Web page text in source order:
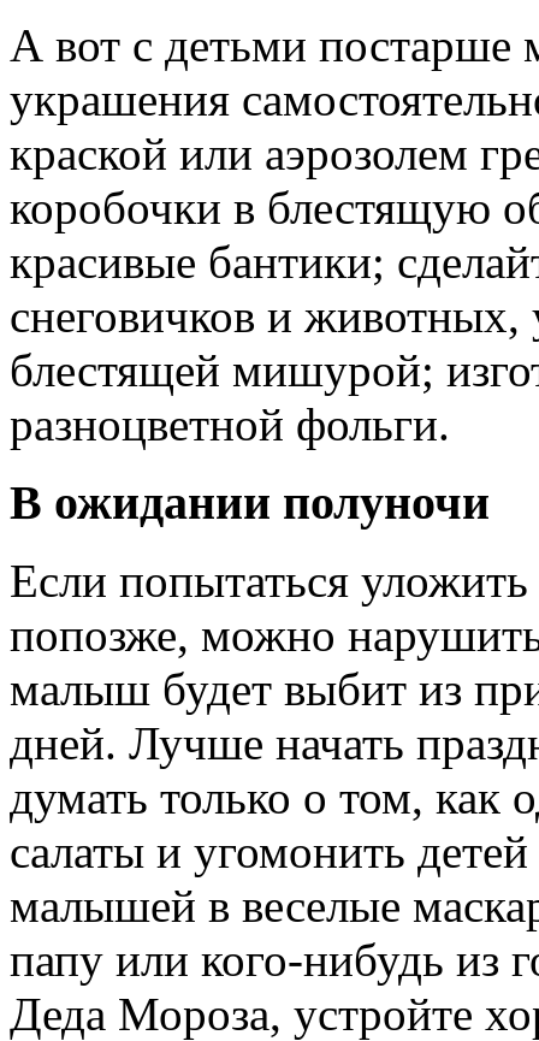
А вот с детьми постарше
украшения
краской или аэрозолем
коробочки в блестящую
красивые бантики;
снеговичков и
блестящей мишурой;
разноцветной фольги.
В ожидании полуночи
Если попытаться
попозже, можно
малыш будет выбит из
дней. Лучше начать
думать только о том, как
салаты и угомонить
малышей в веселые
папу или кого-нибудь из
Деда Мороза, устройте